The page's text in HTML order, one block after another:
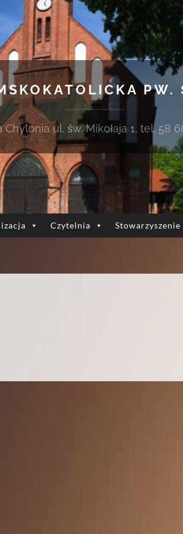
Chylonia ul. św. Mikołaja 1, tel. 58
Czytelnia Stowarzyszenie